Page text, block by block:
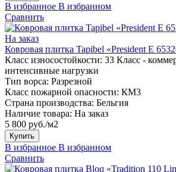
В избранное В избранном
Сравнить
На заказ
Ковровая плитка Tapibel «President E
Класс износостойкости: 33 Класс -
интенсивные нагрузки
Тип ворса: Разрезной
Класс пожарной опасности: КМ3
Страна производства: Бельгия
Наличие товара: На заказ
5 800 руб./м2
Купить
В избранное В избранном
Сравнить